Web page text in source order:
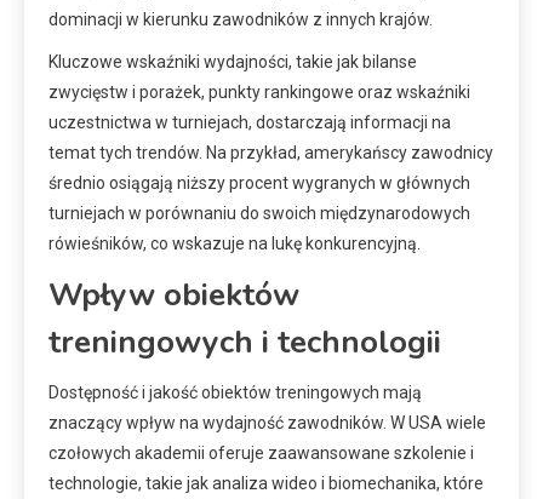
dominacji w kierunku zawodników z innych krajów.
Kluczowe wskaźniki wydajności, takie jak bilanse
zwycięstw i porażek, punkty rankingowe oraz wskaźniki
uczestnictwa w turniejach, dostarczają informacji na
temat tych trendów. Na przykład, amerykańscy zawodnicy
średnio osiągają niższy procent wygranych w głównych
turniejach w porównaniu do swoich międzynarodowych
rówieśników, co wskazuje na lukę konkurencyjną.
Wpływ obiektów
treningowych i technologii
Dostępność i jakość obiektów treningowych mają
znaczący wpływ na wydajność zawodników. W USA wiele
czołowych akademii oferuje zaawansowane szkolenie i
technologie, takie jak analiza wideo i biomechanika, które